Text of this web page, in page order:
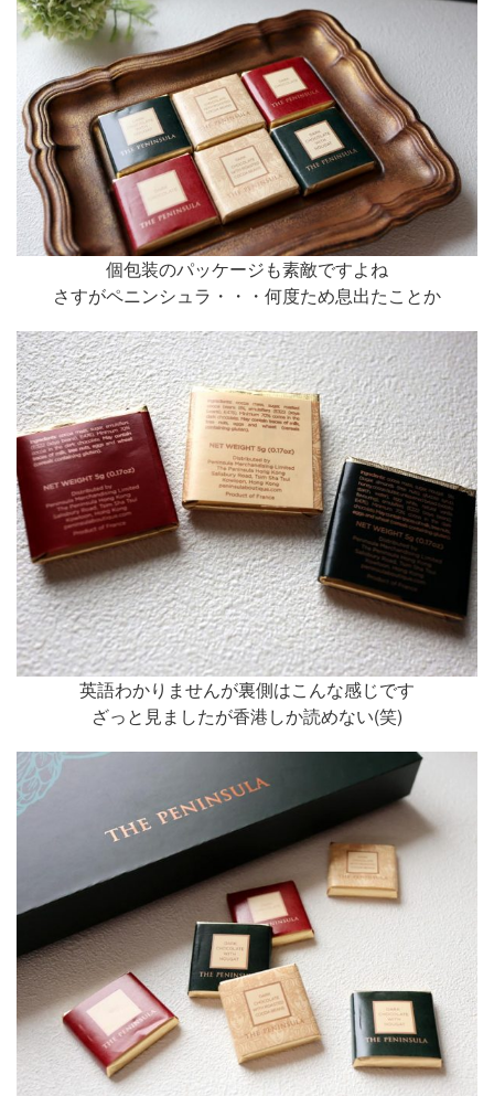
個包装のパッケージも素敵ですよね
さすがペニンシュラ・・・何度ため息出たことか
英語わかりませんが裏側はこんな感じです
ざっと見ましたが香港しか読めない(笑)